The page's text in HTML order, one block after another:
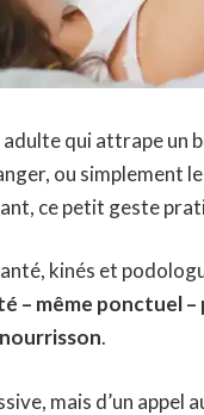
qui attrape un
ou simplement
ce petit geste
kinés et
– même ponctuel
.
mais d’un appel